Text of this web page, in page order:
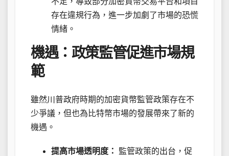
存在違規行為，進一步加劇了市場的恐慌
情緒。
機遇：政策監管促進市場規
範
雖然川普政府時期的加密貨幣監管政策存在不
少爭議，但也為比特幣市場的發展帶來了新的
機遇。
提高市場透明度：
監管政策的出台，促